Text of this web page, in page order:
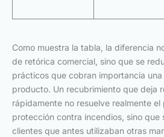
Como muestra la tabla, la diferencia
de retórica comercial, sino que se
prácticos que cobran importancia
producto. Un recubrimiento que deja
rápidamente no resuelve realmente el
protección contra incendios, sino que
clientes que antes utilizaban otras